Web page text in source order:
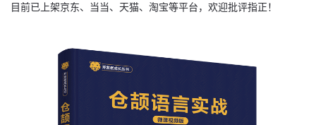
注
开
的
我
目前已上架京东、当当、天猫、淘宝等平台，欢迎批评指正！